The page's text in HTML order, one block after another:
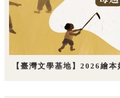
【臺灣文學基地】2026繪本